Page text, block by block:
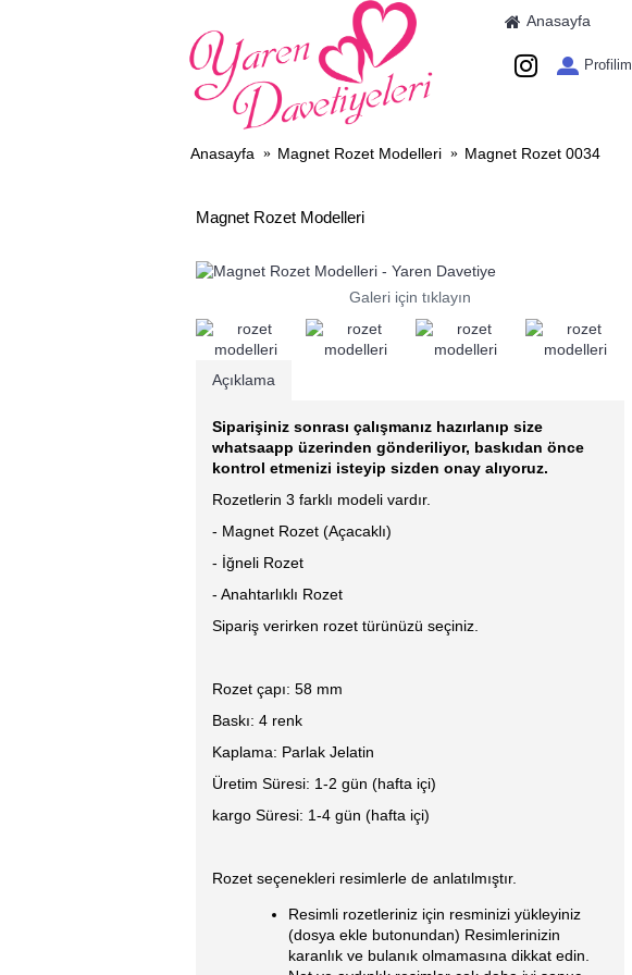
Anasayfa
Profilim
Anasayfa Magnet Rozet Modelleri Magnet Rozet 0034
Magnet Rozet Modelleri
Galeri için tıklayın
Açıklama
Siparişiniz sonrası çalışmanız hazırlanıp size
whatsaapp üzerinden gönderiliyor, baskıdan önce
kontrol etmenizi isteyip sizden onay alıyoruz.
Rozetlerin 3 farklı modeli vardır.
- Magnet Rozet (Açacaklı)
- İğneli Rozet
- Anahtarlıklı Rozet
Sipariş verirken rozet türünüzü seçiniz.
Rozet çapı: 58 mm
Baskı: 4 renk
Kaplama: Parlak Jelatin
Üretim Süresi: 1-2 gün (hafta içi)
kargo Süresi: 1-4 gün (hafta içi)
Rozet seçenekleri resimlerle de anlatılmıştır.
Resimli rozetleriniz için resminizi yükleyiniz
(dosya ekle butonundan) Resimlerinizin
karanlık ve bulanık olmamasına dikkat edin.